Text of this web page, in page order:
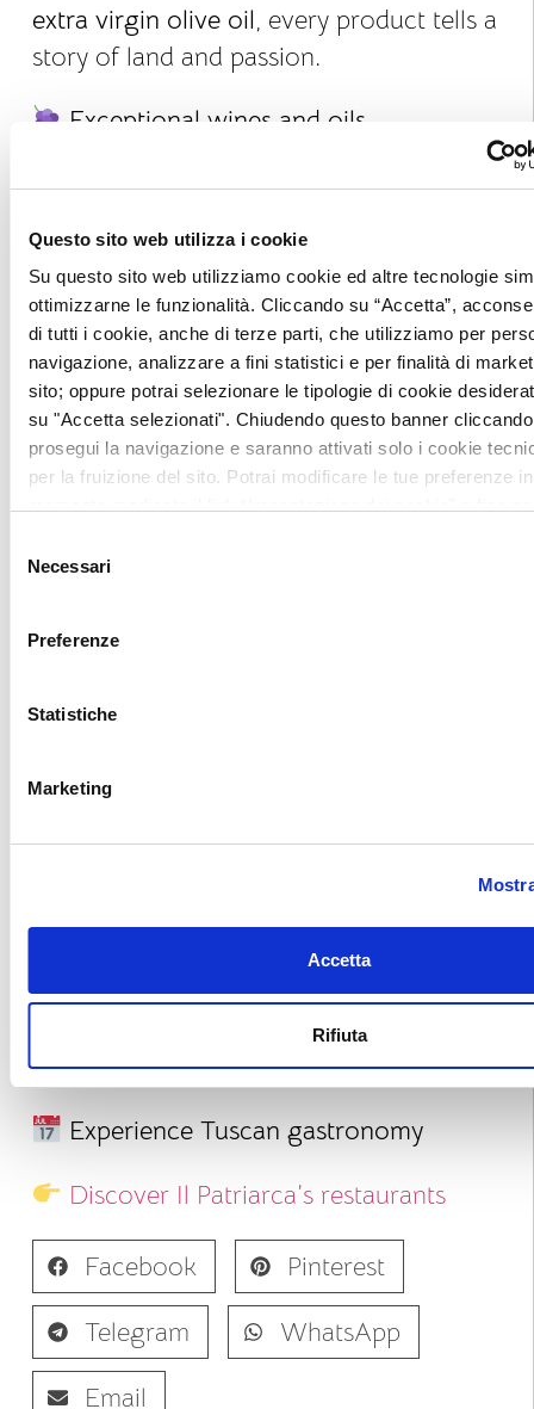
Questo sito web utilizza i cookie
Su questo sito web utilizziamo cookie ed altre tecnologie
ottimizzarne le funzionalità. Cliccando su “Accetta”,
di tutti i cookie, anche di terze parti, che utilizziamo per
navigazione, analizzare a fini statistici e per finalità di
sito; oppure potrai selezionare le tipologie di cookie
su "Accetta selezionati". Chiudendo questo banner cliccando
prosegui la navigazione e saranno attivati solo i cookie
per la fruizione del sito. Potrai modificare le tue preferenze
delNecessari
Preferenze
Statistiche
Marketing
Accetta
Rifiuta
extra virgin olive oil , every product tells a
story of land and passion.
Exceptional wines and oils
Vino Nobile di Montepulciano:
meats and cheeses.
Local extra virgin olive oil:fragrant
and green, ideal for enhancing any
dish.
Cheeses and cured meats
Val di Chiana cheeses, fromaged
pecorinotofresh ricotta, pair beautifully
Guided tastings at local farms allow
bite.
Il Patriarca: a gourmet reference
products becomesignature dishes,
unforgettable gourmet experience.
A journey through Val di Chiana is also a
journey through Tuscany’s most authentic
flavors.
Experience Tuscan gastronomy
Discover Il Patriarca’s restaurants
Facebook
Pinterest
Telegram
WhatsApp
Email